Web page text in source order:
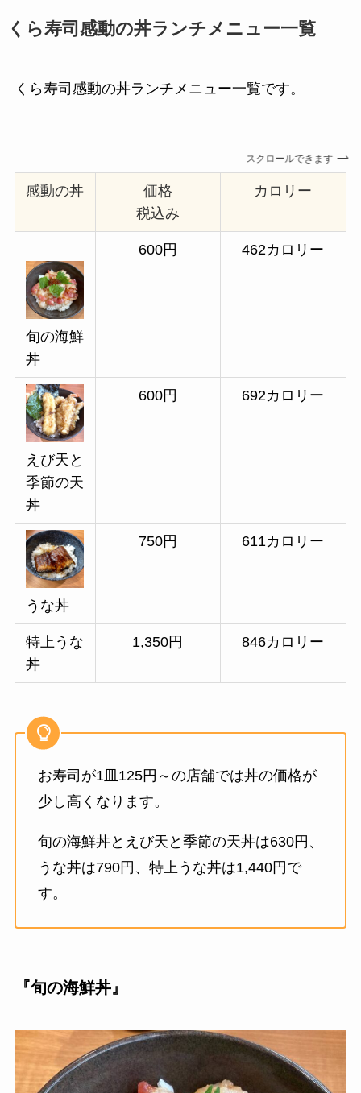
くら寿司感動の丼ランチメニュー一覧
くら寿司感動の丼ランチメニュー一覧です。
スクロールできます
感動の丼
価格
税込み
カロリー
旬の海鮮
丼
600円 462カロリー
えび天と
季節の天
丼
600円 692カロリー
うな丼
750円 611カロリー
特上うな
丼
1,350円 846カロリー
お寿司が1皿125円～の店舗では丼の価格が
少し高くなります。
旬の海鮮丼とえび天と季節の天丼は630円、
うな丼は790円、特上うな丼は1,440円で
す。
『旬の海鮮丼』